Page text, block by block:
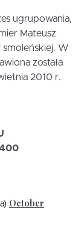
ugrupowania,
Mateusz
smoleńskiej. W
została
2010 r.
400
October